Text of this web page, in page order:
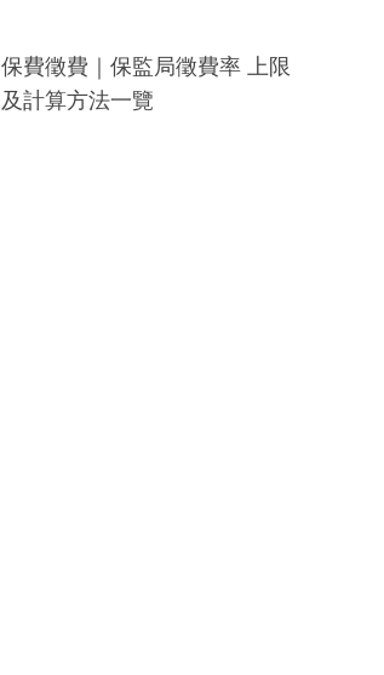
保費徵費｜保監局徵費率 上限
及計算方法一覽